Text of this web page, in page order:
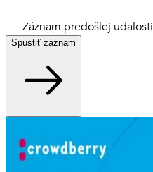
Záznam predošlej udalosti
Spustiť záznam